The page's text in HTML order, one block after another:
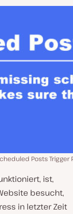
Posts Trigger
ist,
besucht,
in letzter Zeit